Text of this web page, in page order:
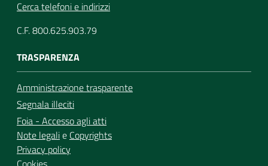
Cerca telefoni e indirizzi
C.F. 800.625.903.79
TRASPARENZA
Amministrazione trasparente
Segnala illeciti
Foia - Accesso agli atti
Note legalie Copyrights
Privacy policy